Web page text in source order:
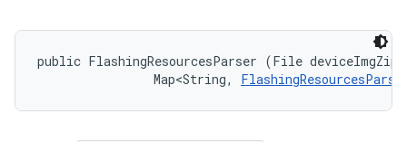
public FlashingResourcesParser (File
                Map<String,